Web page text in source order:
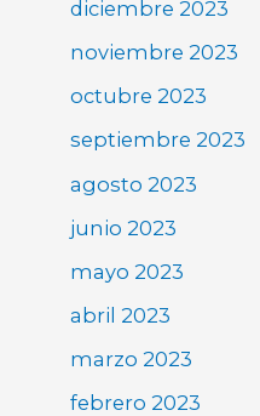
diciembre 2023
noviembre 2023
octubre 2023
septiembre 2023
agosto 2023
junio 2023
mayo 2023
abril 2023
marzo 2023
febrero 2023